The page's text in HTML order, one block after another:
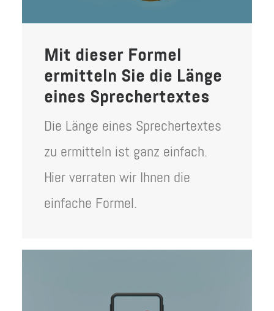
Mit dieser Formel
ermitteln Sie die Länge
eines Sprechertextes
Die Länge eines Sprechertextes
zu ermitteln ist ganz einfach.
Hier verraten wir Ihnen die
einfache Formel.